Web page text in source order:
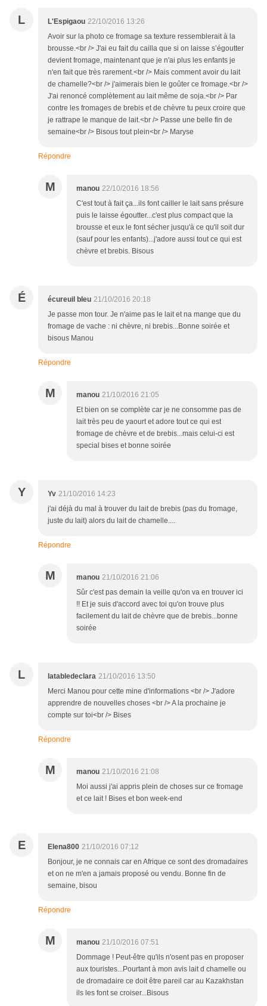
L L'Espigaou 22/10/2016 13:26
Avoir sur la photo ce fromage sa texture ressemblerait à la
brousse.<br /> J'ai eu fait du cailla que si on laisse s’égoutter
devient fromage, maintenant que je n'ai plus les enfants je
n'en fait que très rarement.<br /> Mais comment avoir du lait
de chamelle?<br /> j'aimerais bien le goûter ce fromage.<br />
J'ai renoncé complètement au lait même de soja.<br /> Par
contre les fromages de brebis et de chèvre tu peux croire que
je rattrape le manque de lait.<br /> Passe une belle fin de
semaine<br /> Bisous tout plein<br /> Maryse
Répondre
M manou 22/10/2016 18:56
C'est tout à fait ça...ils font cailler le lait sans présure
puis le laisse égoutter...c'est plus compact que la
brousse et eux le font sécher jusqu'à ce qu'il soit dur
(sauf pour les enfants)...j'adore aussi tout ce qui est
chèvre et brebis. Bisous
É écureuil bleu 21/10/2016 20:18
Je passe mon tour. Je n'aime pas le lait et na mange que du
fromage de vache : ni chèvre, ni brebis...Bonne soirée et
bisous Manou
Répondre
M manou 21/10/2016 21:05
Et bien on se complète car je ne consomme pas de
lait très peu de yaourt et adore tout ce qui est
fromage de chèvre et de brebis...mais celui-ci est
special bises et bonne soirée
Y Yv 21/10/2016 14:23
j'ai déjà du mal à trouver du lait de brebis (pas du fromage,
juste du lait) alors du lait de chamelle....
Répondre
M manou 21/10/2016 21:06
Sûr c'est pas demain la veille qu'on va en trouver ici
!! Et je suis d'accord avec toi qu'on trouve plus
facilement du lait de chèvre que de brebis...bonne
soirée
L latabledeclara 21/10/2016 13:50
Merci Manou pour cette mine d'informations <br /> J'adore
apprendre de nouvelles choses <br /> A la prochaine je
compte sur toi<br /> Bises
Répondre
M manou 21/10/2016 21:08
Moi aussi j'ai appris plein de choses sur ce fromage
et ce lait ! Bises et bon week-end
E Elena800 21/10/2016 07:12
Bonjour, je ne connais car en Afrique ce sont des dromadaires
et on ne m'en a jamais proposé ou vendu. Bonne fin de
semaine, bisou
Répondre
M manou 21/10/2016 07:51
Dommage ! Peut-être qu'ils n'osent pas en proposer
aux touristes...Pourtant à mon avis lait d chamelle ou
de dromadaire ce doit être pareil car au Kazakhstan
ils les font se croiser...Bisous